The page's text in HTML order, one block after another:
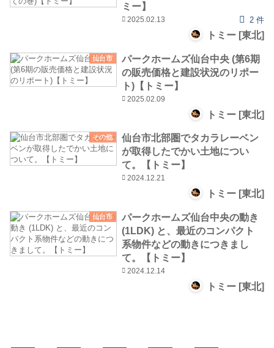
ミー】
2025.02.13 2 件
トミー [東北]
仙台市
パークホームズ仙台中央 (第6期
の販売価格と建設状況のリポー
ト)【トミー】
2025.02.09
トミー [東北]
その他
仙台市北部圏でタカラレーベン
が取得したでかい土地につい
て。【トミー】
2024.12.21
トミー [東北]
仙台市
パークホームズ仙台中央の動き
(1LDK) と、最近のコンパクト
系物件などの動きにつきまし
て。【トミー】
2024.12.14
トミー [東北]